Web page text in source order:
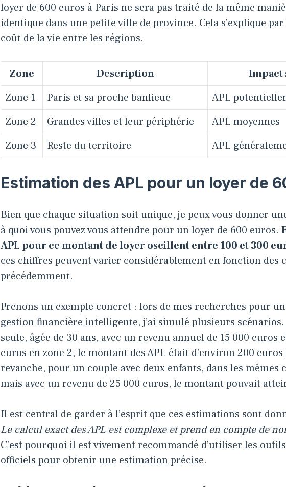
loyer de 600 euros à Paris ne sera pas traité de la même
identique dans une petite ville de province. Cela s’explique
coût de la vie entre les régions.
Zone Description
Impact
Zone 1
Paris et sa proche banlieue
APL
Zone 2
Grandes villes et leur périphérie
APL moyennes
Zone 3
Reste du territoire APL
Estimation des APL pour un loyer de
Bien que chaque situation soit unique, je peux vous donner
à quoi vous pouvez vous attendre pour un loyer de 600 euros.
APL pour ce montant de loyer oscillent entre 100 et 300
ces chiffres peuvent varier considérablement en fonction des
précédemment.
Prenons un exemple concret : lors de mes recherches pour
gestion financière intelligente, j’ai simulé plusieurs
seule, âgée de 30 ans, avec un revenu annuel de 15 000 euros
euros en zone 2, le montant des APL était d’environ 200
revanche, pour un couple avec deux enfants, dans les mêmes
mais avec un revenu de 25 000 euros, le montant pouvait
Il est central de garder à l’esprit que ces estimations sont
Le calcul exact des APL est complexe et prend en compte de
C’est pourquoi il est vivement recommandé d’utiliser les
officiels pour obtenir une estimation précise.